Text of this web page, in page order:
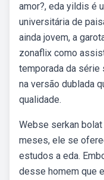
amor?, eda yildis é
universitária de
ainda jovem, a
zonaflix como
temporada da série
na versão dublada
qualidade.
Webse serkan
meses, ele se
estudos a eda.
desse homem que